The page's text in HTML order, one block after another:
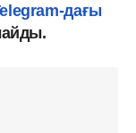
дағы